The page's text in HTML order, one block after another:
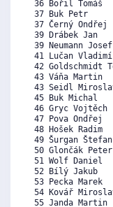
36
37
37
39
39
41
42
43
43
45
46
47
48
49
50
51
52
53
54
55